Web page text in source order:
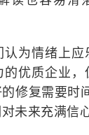
为情绪上
优质企业
修复需要时
未来充满信心